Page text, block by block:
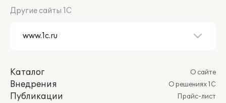
Другие сайты 1С
Каталог
Внедрения
Публикации
О сайте
О решениях 1С
Прайс-лист